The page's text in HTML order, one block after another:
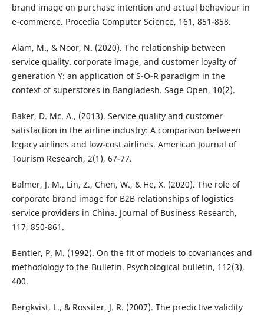
brand image on purchase intention and actual behaviour in
e-commerce. Procedia Computer Science, 161, 851-858.
Alam, M., & Noor, N. (2020). The relationship between
service quality. corporate image, and customer loyalty of
generation Y: an application of S-O-R paradigm in the
context of superstores in Bangladesh. Sage Open, 10(2).
Baker, D. Mc. A., (2013). Service quality and customer
satisfaction in the airline industry: A comparison between
legacy airlines and low-cost airlines. American Journal of
Tourism Research, 2(1), 67-77.
Balmer, J. M., Lin, Z., Chen, W., & He, X. (2020). The role of
corporate brand image for B2B relationships of logistics
service providers in China. Journal of Business Research,
117, 850-861.
Bentler, P. M. (1992). On the fit of models to covariances and
methodology to the Bulletin. Psychological bulletin, 112(3),
400.
Bergkvist, L., & Rossiter, J. R. (2007). The predictive validity